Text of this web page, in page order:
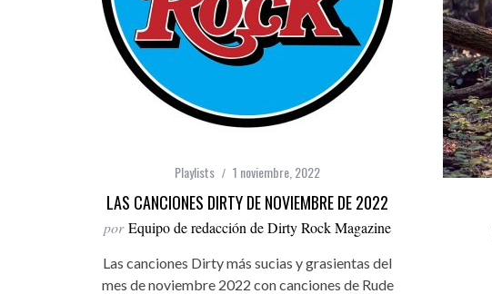
Playlists 1 noviembre, 2022
LAS CANCIONES DIRTY DE NOVIEMBRE DE 2022
por Equipo de redacción de Dirty Rock Magazine
Las canciones Dirty más sucias y grasientas del
mes de noviembre 2022 con canciones de Rude